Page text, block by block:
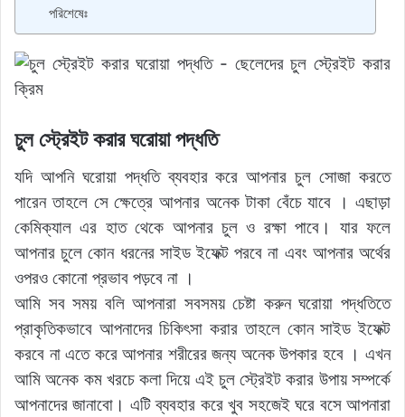
পরিশেষেঃ
চুল স্ট্রেইট করার ঘরোয়া পদ্ধতি
যদি আপনি ঘরোয়া পদ্ধতি ব্যবহার করে আপনার চুল সোজা করতে
পারেন তাহলে সে ক্ষেত্রে আপনার অনেক টাকা বেঁচে যাবে । এছাড়া
কেমিক্যাল এর হাত থেকে আপনার চুল ও রক্ষা পাবে। যার ফলে
আপনার চুলে কোন ধরনের সাইড ইফেক্ট পরবে না এবং আপনার অর্থের
ওপরও কোনো প্রভাব পড়বে না ।
আমি সব সময় বলি আপনারা সবসময় চেষ্টা করুন ঘরোয়া পদ্ধতিতে
প্রাকৃতিকভাবে আপনাদের চিকিৎসা করার তাহলে কোন সাইড ইফেক্ট
করবে না এতে করে আপনার শরীরের জন্য অনেক উপকার হবে । এখন
আমি অনেক কম খরচে কলা দিয়ে এই চুল স্ট্রেইট করার উপায় সম্পর্কে
আপনাদের জানাবো। এটি ব্যবহার করে খুব সহজেই ঘরে বসে আপনারা